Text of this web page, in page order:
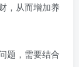
，从而增加养
题，需要结合